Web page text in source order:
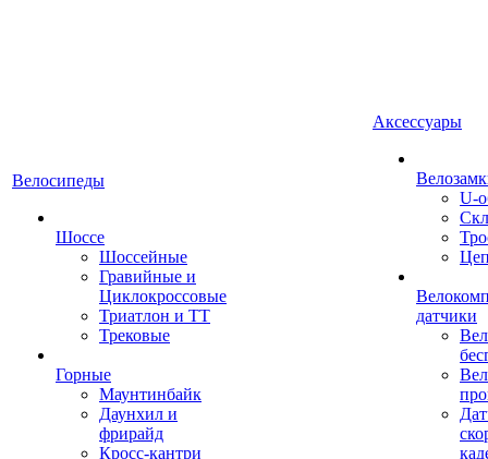
Велосипеды
Шоссе
Шоссейные
Гравийные и
Циклокроссовые
Триатлон и ТТ
Трековые
Горные
Маунтинбайк
Даунхил и
фрирайд
Кросс-кантри
Аксессуары
U-
датчики